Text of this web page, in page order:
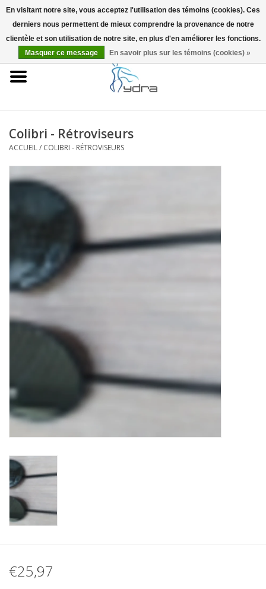
EUR
Accueil
Accessoires
Colibri - Rétroviseurs
ACCUEIL/ COLIBRI - RÉTROVISEURS
€25,97
En visitant notre site, vous acceptez l'utilisation des témoins (cookies). Ces
derniers nous permettent de mieux comprendre la provenance de notre
clientèle et son utilisation de notre site, en plus d'en améliorer les fonctions.
Masquer ce message
En savoir plus sur les témoins (cookies) »